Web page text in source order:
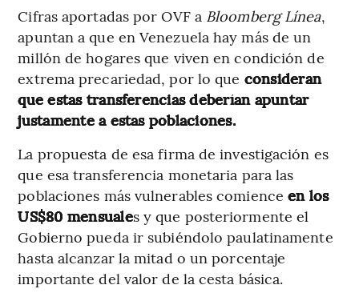
Cifras aportadas por OVF a Bloomberg Línea,
apuntan a que en Venezuela hay más de un
millón de hogares que viven en condición de
extrema precariedad, por lo que consideran
que estas transferencias deberían apuntar
justamente a estas poblaciones.
La propuesta de esa firma de investigación es
que esa transferencia monetaria para las
poblaciones más vulnerables comience en los
US$80 mensuales y que posteriormente el
Gobierno pueda ir subiéndolo paulatinamente
hasta alcanzar la mitad o un porcentaje
importante del valor de la cesta básica.